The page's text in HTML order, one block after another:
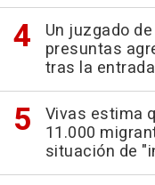
Un juzgado
presuntas
tras la
Vivas estima
11.000
situación de